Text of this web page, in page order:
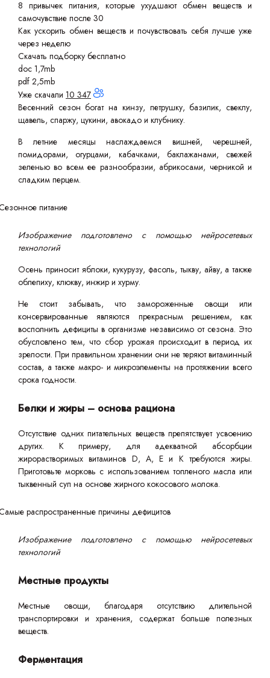
8 привычек питания, которые ухудшают обмен веществ и
самочувствие после 30
Как ускорить обмен веществ и почувствовать себя лучше уже
через неделю
Скачать подборку бесплатно
doc 1,7mb
pdf 2,5mb
Уже скачали 10 347
Весенний сезон богат на кинзу, петрушку, базилик, свеклу,
щавель, спаржу, цукини, авокадо и клубнику.
В летние месяцы наслаждаемся вишней, черешней,
помидорами, огурцами, кабачками, баклажанами, свежей
зеленью во всем ее разнообразии, абрикосами, черникой и
сладким перцем.
Изображение подготовлено с помощью нейросетевых
технологий
Осень приносит яблоки, кукурузу, фасоль, тыкву, айву, а также
облепиху, клюкву, инжир и хурму.
Не стоит забывать, что замороженные овощи или
консервированные являются прекрасным решением, как
восполнить дефициты в организме независимо от сезона. Это
обусловлено тем, что сбор урожая происходит в период их
зрелости. При правильном хранении они не теряют витаминный
состав, а также макро- и микроэлементы на протяжении всего
срока годности.
Белки и жиры – основа рациона
Отсутствие одних питательных веществ препятствует усвоению
других. К примеру, для адекватной абсорбции
жирорастворимых витаминов D, A, E и K требуются жиры.
Приготовьте морковь с использованием топленого масла или
тыквенный суп на основе жирного кокосового молока.
Изображение подготовлено с помощью нейросетевых
технологий
Местные продукты
Местные овощи, благодаря отсутствию длительной
транспортировки и хранения, содержат больше полезных
веществ.
Ферментация